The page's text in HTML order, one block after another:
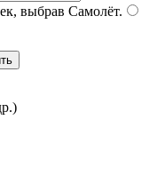
выбрав Самолёт.